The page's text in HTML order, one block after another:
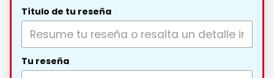
Título de tu reseña
Tu reseña